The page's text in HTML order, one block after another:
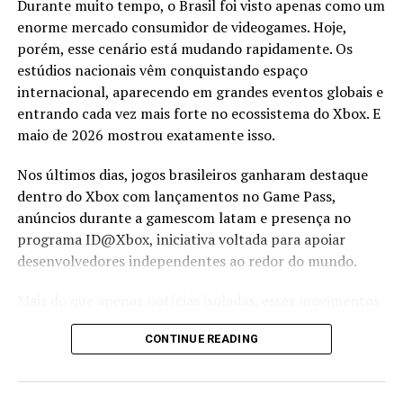
rica e inclusiva graças à contribuição vital das mulheres.
E à medida que olhamos para o futuro, podemos esperar
que essas vozes continuem a inovar e enriquecer a
indústria de jogos de maneira empolgante e
inspiradora.C
comments
Durante muito tempo, o Brasil foi visto apenas como um
enorme mercado consumidor de videogames. Hoje,
porém, esse cenário está mudando rapidamente. Os
estúdios nacionais vêm conquistando espaço
internacional, aparecendo em grandes eventos globais e
entrando cada vez mais forte no ecossistema do Xbox. E
maio de 2026 mostrou exatamente isso.
Nos últimos dias, jogos brasileiros ganharam destaque
dentro do Xbox com lançamentos no Game Pass,
anúncios durante a gamescom latam e presença no
programa ID@Xbox, iniciativa voltada para apoiar
desenvolvedores independentes ao redor do mundo.
mostram um amadurecimento importante da indústria
nacional. O Brasil começa a deixar de ser apenas
experiências criativas, jogos autorais e narrativas
CONTINUE READING